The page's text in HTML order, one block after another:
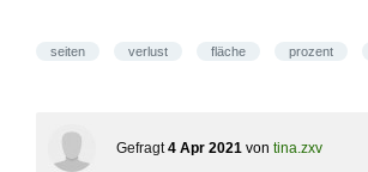
seiten verlust fläche prozent
Gefragt 4 Apr 2021 von tina.zxv